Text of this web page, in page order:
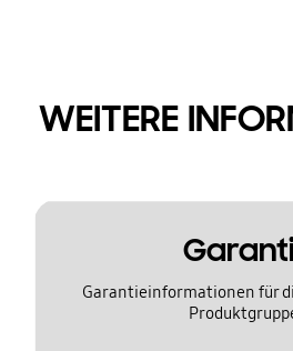
WEITERE
Garantieinformationen für